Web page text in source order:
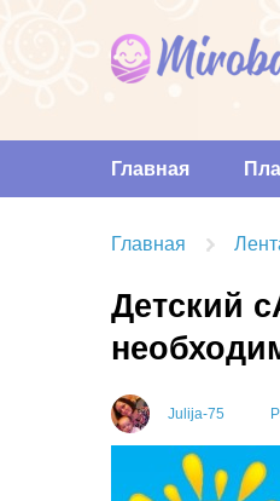
Главная
Главная
Детский
Julija-75